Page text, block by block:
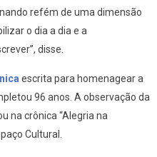
refém de uma dimensão
o dia a dia e a
disse.
escrita para homenagear a
96 anos. A observação da
na crônica “Alegria na
Cultural.